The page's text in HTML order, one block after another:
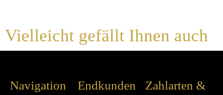
Vielleicht gefällt Ihnen auch
Navigation Endkunden
Zahlarten &